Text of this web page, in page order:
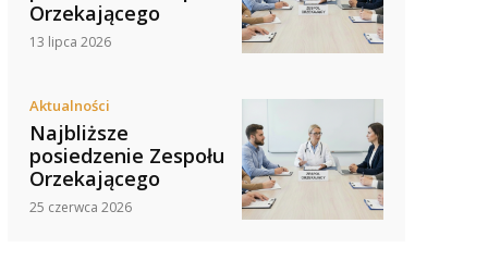
Orzekającego
13 lipca 2026
Aktualności
Najbliższe
posiedzenie Zespołu
Orzekającego
25 czerwca 2026